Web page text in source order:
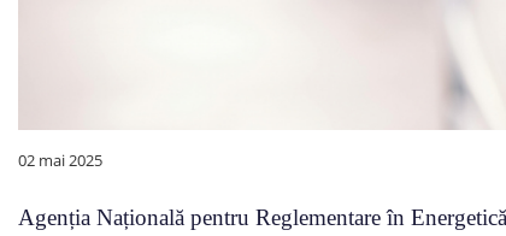
02 mai 2025
Agenția Națională pentru Reglementare în